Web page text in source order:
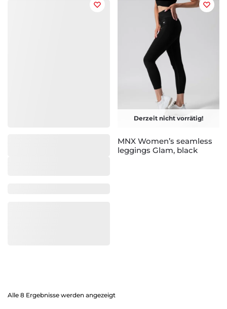
Derzeit nicht vorrätig!
MNX Women’s seamless
leggings Glam, black
Alle 8 Ergebnisse werden angezeigt